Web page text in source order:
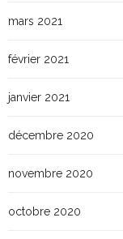
mars 2021
février 2021
janvier 2021
décembre 2020
novembre 2020
octobre 2020